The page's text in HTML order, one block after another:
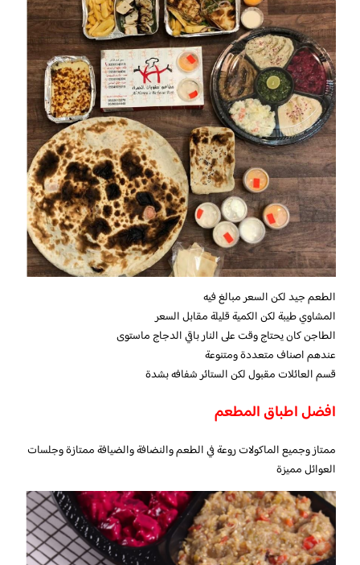
الطعم جيد لكن السعر مبالغ فيه
المشاوي طيبة لكن الكمية قليلة مقابل السعر
الطاجن كان يحتاج وقت على النار باقي الدجاج ماستوى
عندهم اصناف متعددة ومتنوعة
قسم العائلات مقبول لكن الستائر شفافه بشدة
افضل اطباق المطعم
ممتاز وجميع الماكولات روعة في الطعم والنضافة والضيافة ممتازة وجلسات
العوائل مميزة